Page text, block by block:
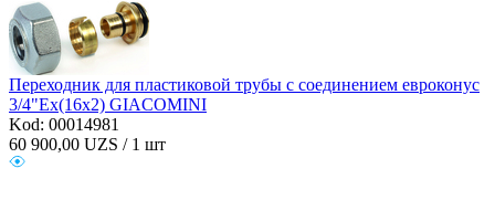
Переходник для пластиковой трубы с соединением евроконус
3/4"Eх(16х2) GIACOMINI
Kod: 00014981
60 900,00 UZS / 1 шт